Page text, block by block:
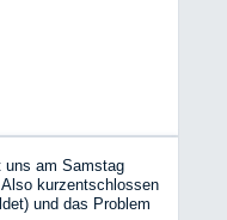
uns am Samstag
kurzentschlossen
und das Problem